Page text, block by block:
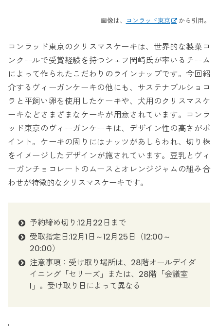
画像は、 コンラッド東京 から引用。
コンラッド東京のクリスマスケーキは、世界的な製菓コ
ンクールで受賞経験を持つシェフ岡崎氏が率いるチーム
によって作られたこだわりのラインナップです。今回紹
介するヴィーガンケーキの他にも、サステナブルショコ
ラと平飼い卵を使用したケーキや、犬用のクリスマスケ
ーキなどさまざまなケーキが用意されています。コンラ
ッド東京のヴィーガンケーキは、デザイン性の高さがポ
イント。ケーキの周りにはナッツがあしらわれ、切り株
をイメージしたデザインが施されています。豆乳とヴィ
ーガンチョコレートのムースとオレンジジャムの組み合
わせが特徴的なクリスマスケーキです。
予約締め切り:12月22日まで
受取指定日:12月1日～12月25日（12:00～
20:00）
注意事項：受け取り場所は、28階オールデイダ
イニング「セリーズ」または、28階「会議室
I」。受け取り日によって異なる